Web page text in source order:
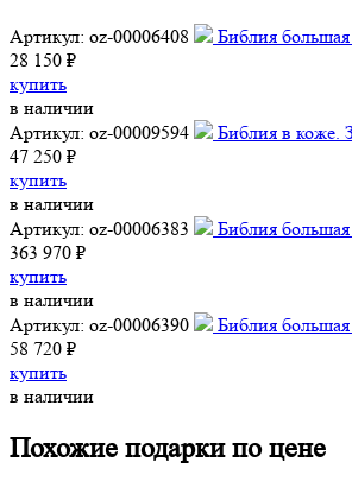
Артикул: oz-00006408
Библия
28 150 ₽
купить
в наличии
Артикул: oz-00009594
Библия в коже.
47 250 ₽
купить
в наличии
Артикул: oz-00006383
Библия
363 970 ₽
купить
в наличии
Артикул: oz-00006390
Библия
58 720 ₽
купить
в наличии
Похожие подарки по цене